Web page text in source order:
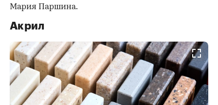
Мария Паршина.
Акрил